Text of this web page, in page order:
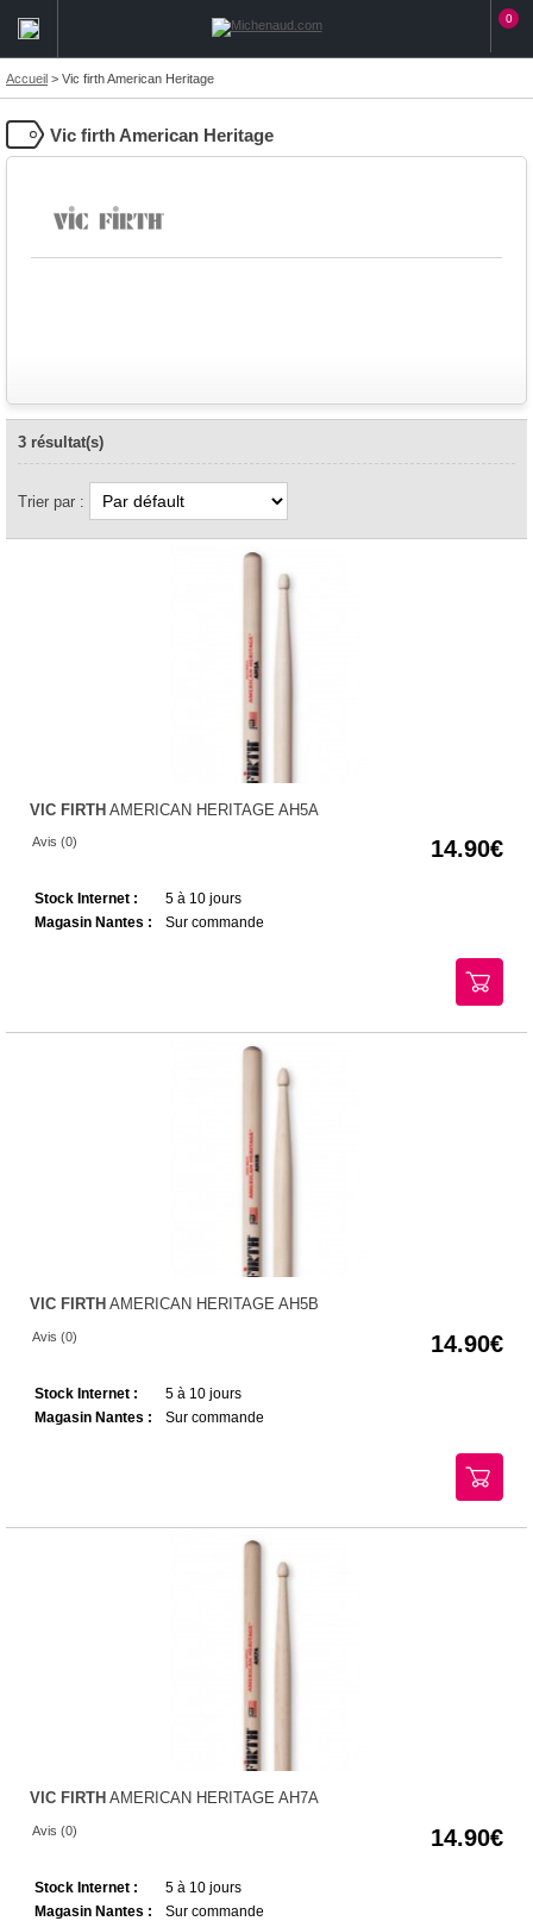
0
Accueil > Vic firth American Heritage
Vic firth American Heritage
3 résultat(s)
Trier par :
VIC FIRTH AMERICAN HERITAGE AH5A
Avis (0) 14.90
Stock Internet :
5 à 10 jours
Magasin Nantes :
Sur commande
VIC FIRTH AMERICAN HERITAGE AH5B
Avis (0) 14.90
Stock Internet :
5 à 10 jours
Magasin Nantes :
Sur commande
VIC FIRTH AMERICAN HERITAGE AH7A
Avis (0) 14.90
Stock Internet :
5 à 10 jours
Magasin Nantes :
Sur commande